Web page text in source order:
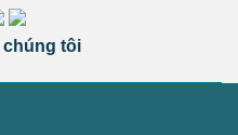
chúng tôi